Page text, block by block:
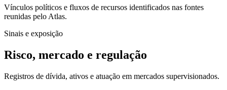
Vínculos políticos e fluxos de recursos identificados nas fontes
reunidas pelo Atlas.
Sinais e exposição
Risco, mercado e regulação
Registros de dívida, ativos e atuação em mercados supervisionados.